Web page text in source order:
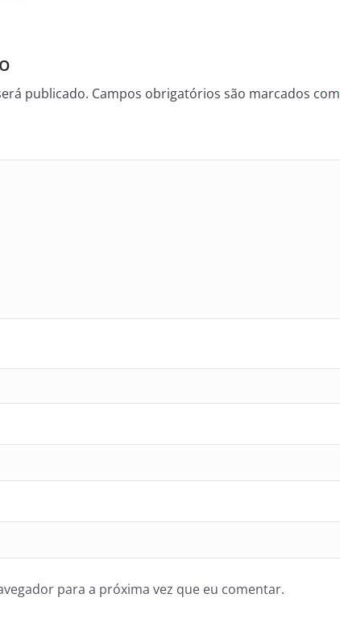
publicado. Campos obrigatórios são marcados com
para a próxima vez que eu comentar.